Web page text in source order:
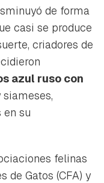
de forma
casi se produce
criadores de
azul ruso con
en su
felinas
de Gatos (CFA) y